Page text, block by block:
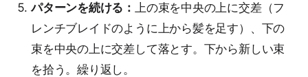
パターンを続ける：上の束を中央の上に交差（フ
レンチブレイドのように上から髪を足す）、下の
束を中央の上に交差して落とす。下から新しい束
を拾う。繰り返し。